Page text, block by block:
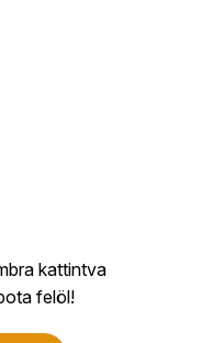
kattintva
felöl!